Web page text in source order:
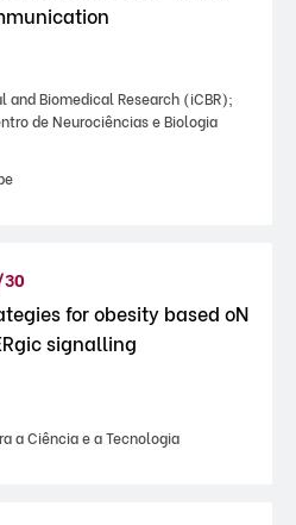
Biomedical Research (iCBR);
de Neurociências e Biologia
for obesity based oN
signalling
a Ciência e a Tecnologia